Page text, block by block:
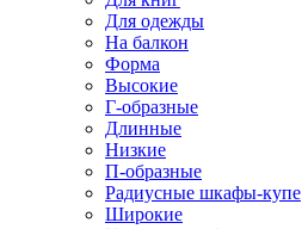
Для одежды
На балкон
Форма
Высокие
Г-образные
Длинные
Низкие
П-образные
Радиусные шкафы-купе
Широкие